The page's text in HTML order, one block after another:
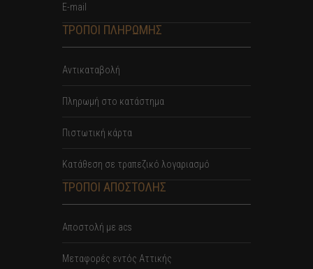
E-mail
ΤΡΟΠΟΙ ΠΛΗΡΩΜΗΣ
Αντικαταβολή
Πληρωμή στο κατάστημα
Πιστωτική κάρτα
Κατάθεση σε τραπεζικό λογαριασμό
ΤΡΟΠΟΙ ΑΠΟΣΤΟΛΗΣ
Αποστολή με acs
Mεταφορές εντός Αττικής